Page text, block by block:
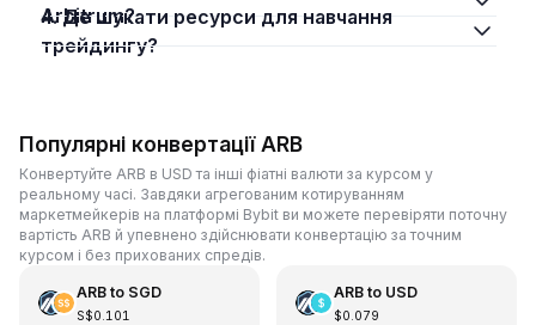
Arbitrum?
4. Де шукати ресурси для навчання
трейдингу?
Популярні конвертації ARB
Конвертуйте ARB в USD та інші фіатні валюти за курсом у
реальному часі. Завдяки агрегованим котируванням
маркетмейкерів на платформі Bybit ви можете перевіряти поточну
вартість ARB й упевнено здійснювати конвертацію за точним
курсом і без прихованих спредів.
ARBto SGD
S$0.101
ARBto USD
$0.079